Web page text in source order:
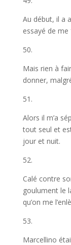
Au début, il a
essayé de
50.
Mais rien à
donner,
51.
Alors il m’a
tout seul et
jour et nuit.
52.
Calé contre
goulument le
qu’on me
53.
Marcellino